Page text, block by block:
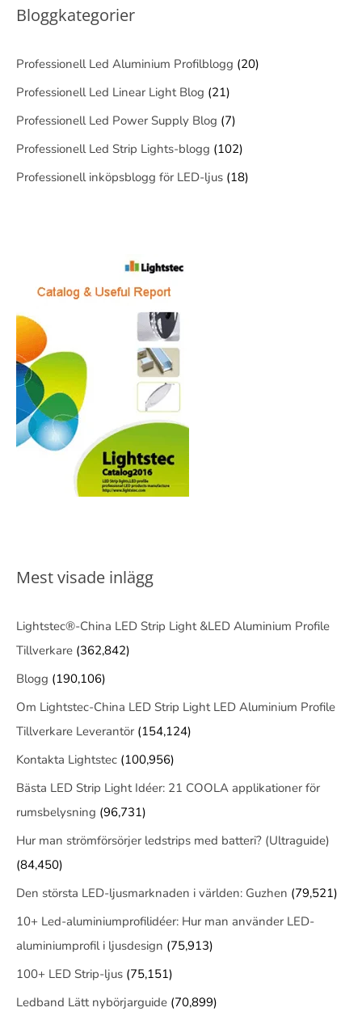
Bloggkategorier
Professionell Led Aluminium Profilblogg (20)
Professionell Led Linear Light Blog (21)
Professionell Led Power Supply Blog (7)
Professionell Led Strip Lights-blogg (102)
Professionell inköpsblogg för LED-ljus (18)
Mest visade inlägg
Lightstec®-China LED Strip Light &LED Aluminium Profile
Tillverkare (362,842)
Blogg (190,106)
Om Lightstec-China LED Strip Light LED Aluminium Profile
Tillverkare Leverantör (154,124)
Kontakta Lightstec (100,956)
Bästa LED Strip Light Idéer: 21 COOLA applikationer för
rumsbelysning (96,731)
Hur man strömförsörjer ledstrips med batteri? (Ultraguide)
(84,450)
Den största LED-ljusmarknaden i världen: Guzhen (79,521)
10+ Led-aluminiumprofilidéer: Hur man använder LED-
aluminiumprofil i ljusdesign (75,913)
100+ LED Strip-ljus (75,151)
Ledband Lätt nybörjarguide (70,899)